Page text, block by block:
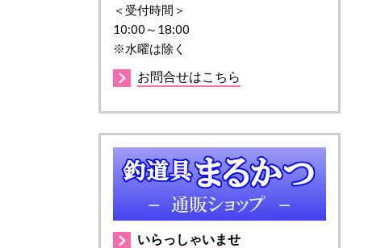
＜受付時間＞
10:00～18:00
※水曜は除く
お問合せはこちら
いらっしゃいませ